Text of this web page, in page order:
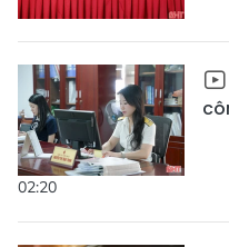
02:20